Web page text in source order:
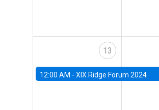
13
12:00 AM - XIX Ridge Forum 2024